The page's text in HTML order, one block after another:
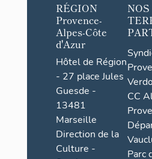
RÉGION
Provence-
Alpes-Côte
d'Azur
Hôtel de Région
- 27 place Jules
Guesde -
13481
Marseille
Direction de la
Culture -
NOS
CC
Parc